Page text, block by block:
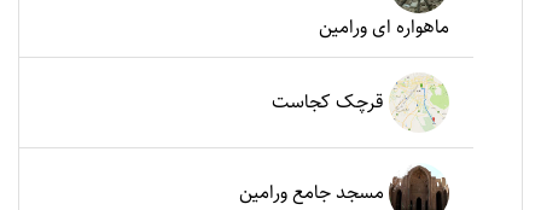
ماهواره ای ورامین
قرچک کجاست
مسجد جامع ورامین